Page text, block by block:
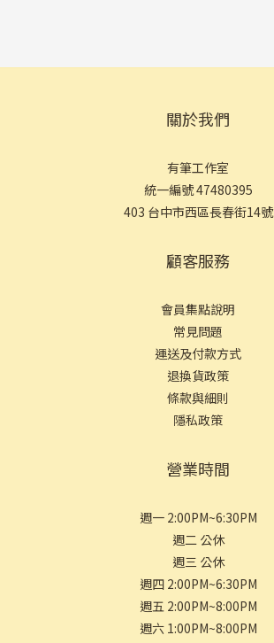
關於我們
有筆工作室
統一編號 47480395
403 台中市西區長春街14號
顧客服務
會員集點說明
常見問題
運送及付款方式
退換貨政策
條款與細則
隱私政策
營業時間
週一 2:00PM~6:30PM
週二 公休
週三 公休
週四 2:00PM~6:30PM
週五 2:00PM~8:00PM
週六 1:00PM~8:00PM